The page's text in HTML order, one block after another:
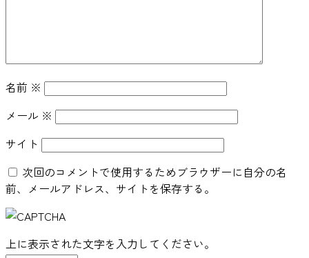
名前 ※
メール ※
サイト
次回のコメントで使用するためブラウザーに自分の名
前、メールアドレス、サイトを保存する。
上に表示された文字を入力してください。